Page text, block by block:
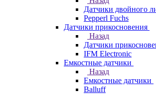
Датчики двойного
Pepperl Fuchs
Датчики прикосновения
Назад
Датчики
IFM Electronic
Емкостные датчики
Назад
Емкостные датчики
Balluff